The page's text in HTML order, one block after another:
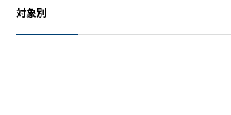
対象別